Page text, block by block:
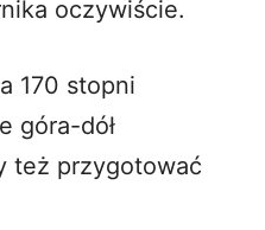
oczywiście.
170 stopni
góra-dół
też przygotować